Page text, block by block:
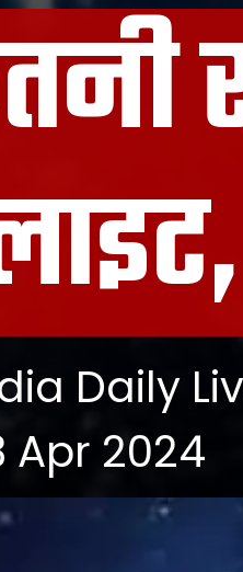
Daily
Apr 2024